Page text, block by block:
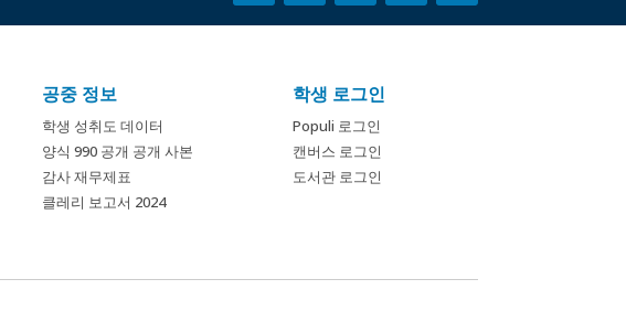
공중 정보
학생 성취도 데이터
양식 990 공개 공개 사본
감사 재무제표
클레리 보고서 2024
학생 로그인
Populi 로그인
캔버스 로그인
도서관 로그인